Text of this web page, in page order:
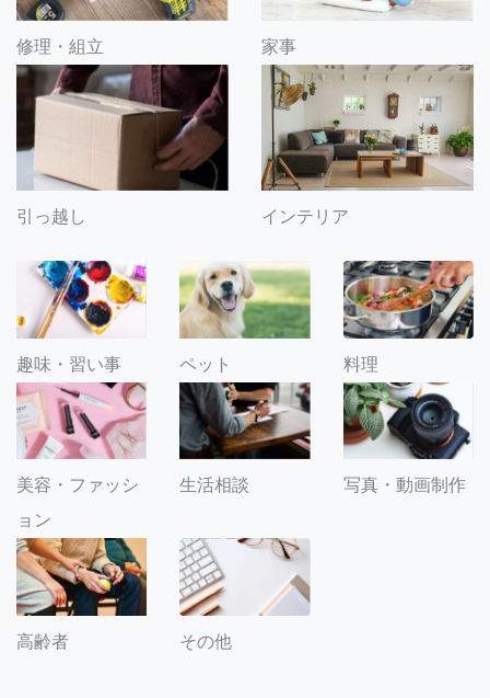
修理・組立 家事
引っ越し インテリア
趣味・習い事 ペット 料理
美容・ファッシ
ョン
生活相談 写真・動画制作
高齢者 その他